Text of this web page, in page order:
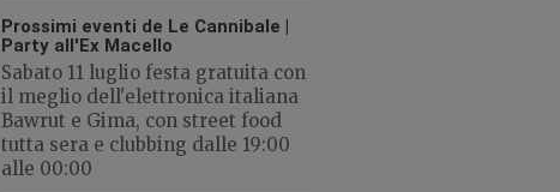
Prossimi eventi de Le Cannibale |
Party all'Ex Macello
Sabato 11 luglio festa gratuita con
il meglio dell'elettronica italiana
Bawrut e Gima, con street food
tutta sera e clubbing dalle 19:00
alle 00:00
CHIUDI